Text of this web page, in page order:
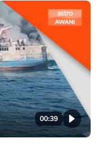
00:39